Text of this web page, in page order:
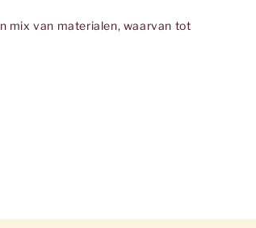
mix van materialen, waarvan tot